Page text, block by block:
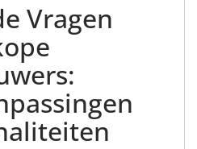
Vragen